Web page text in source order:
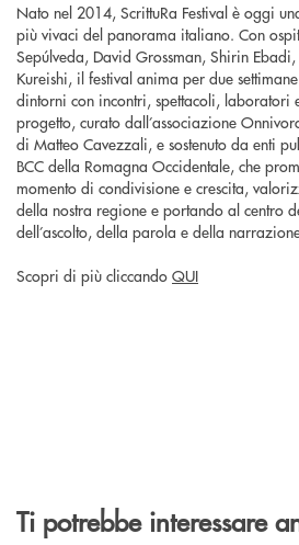
Nato nel 2014, ScrittuRa Festival è oggi
più vivaci del panorama italiano. Con
Sepúlveda, David Grossman, Shirin
Kureishi, il festival anima per due
dintorni con incontri, spettacoli, laboratori
progetto, curato dall’associazione
di Matteo Cavezzali, e sostenuto da enti
BCC della Romagna Occidentale, che
momento di condivisione e crescita,
della nostra regione e portando al centro
dell’ascolto, della parola e della
Scopri di più cliccando QUI
Ti potrebbe interessare